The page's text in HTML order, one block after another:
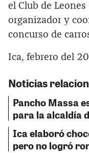
el Club de Leones
organizador y
concurso de
Ica, febrero del
Noticias
Pancho Massa
para la alcaldía
Ica elaboró
pero no logró